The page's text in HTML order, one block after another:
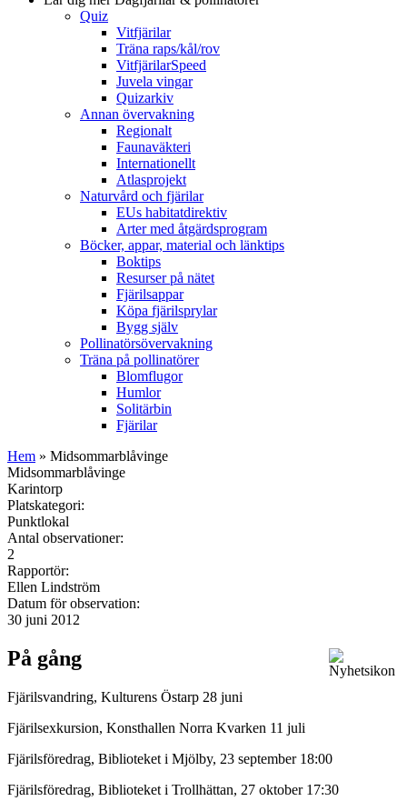
Quiz
Vitfjärilar
Träna raps/kål/rov
VitfjärilarSpeed
Juvela vingar
Quizarkiv
Annan övervakning
Regionalt
Faunaväkteri
Internationellt
Atlasprojekt
Naturvård och fjärilar
EUs habitatdirektiv
Arter med åtgärdsprogram
Böcker, appar, material och länktips
Boktips
Resurser på nätet
Fjärilsappar
Köpa fjärilsprylar
Bygg själv
Pollinatörsövervakning
Träna på pollinatörer
Blomflugor
Humlor
Solitärbin
Fjärilar
Hem » Midsommarblåvinge
Midsommarblåvinge
Karintorp
Platskategori:
Punktlokal
Antal observationer:
2
Rapportör:
Ellen Lindström
Datum för observation:
30 juni 2012
På gång
Fjärilsvandring, Kulturens Östarp 28 juni
Fjärilsexkursion, Konsthallen Norra Kvarken 11 juli
Fjärilsföredrag, Biblioteket i Mjölby, 23 september 18:00
Fjärilsföredrag, Biblioteket i Trollhättan, 27 oktober 17:30